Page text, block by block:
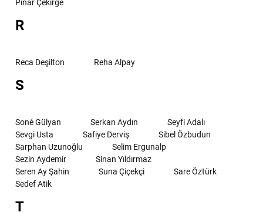
Pınar Çekirge
R
Reca Deşilton Reha Alpay
S
Soné Gülyan Serkan Aydın
Seyfi Adalı
Sevgi Usta
Safiye Derviş
Sibel Özbudun
Sarphan Uzunoğlu
Selim Ergunalp
Sezin Aydemir
Sinan Yıldırmaz
Seren Ay Şahin
Suna Çiçekçi
Sare Öztürk
Sedef Atik
T